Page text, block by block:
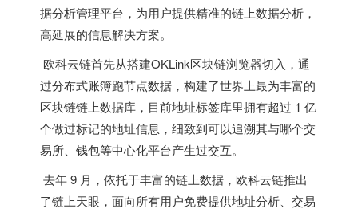
据分析管理平台，为用户提供精准的链上数据分析，
高延展的信息解决方案。
欧科云链首先从搭建OKLink区块链浏览器切入，通
过分布式账簿跑节点数据，构建了世界上最为丰富的
区块链链上数据库，目前地址标签库里拥有超过 1 亿
个做过标记的地址信息，细致到可以追溯其与哪个交
易所、钱包等中心化平台产生过交互。
去年 9 月，依托于丰富的链上数据，欧科云链推出
了链上天眼，面向所有用户免费提供地址分析、交易